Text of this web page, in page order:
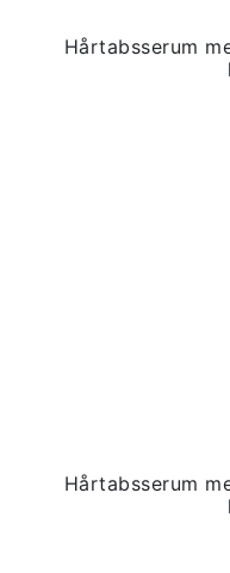
Hårtabsserum
Hårtabsserum